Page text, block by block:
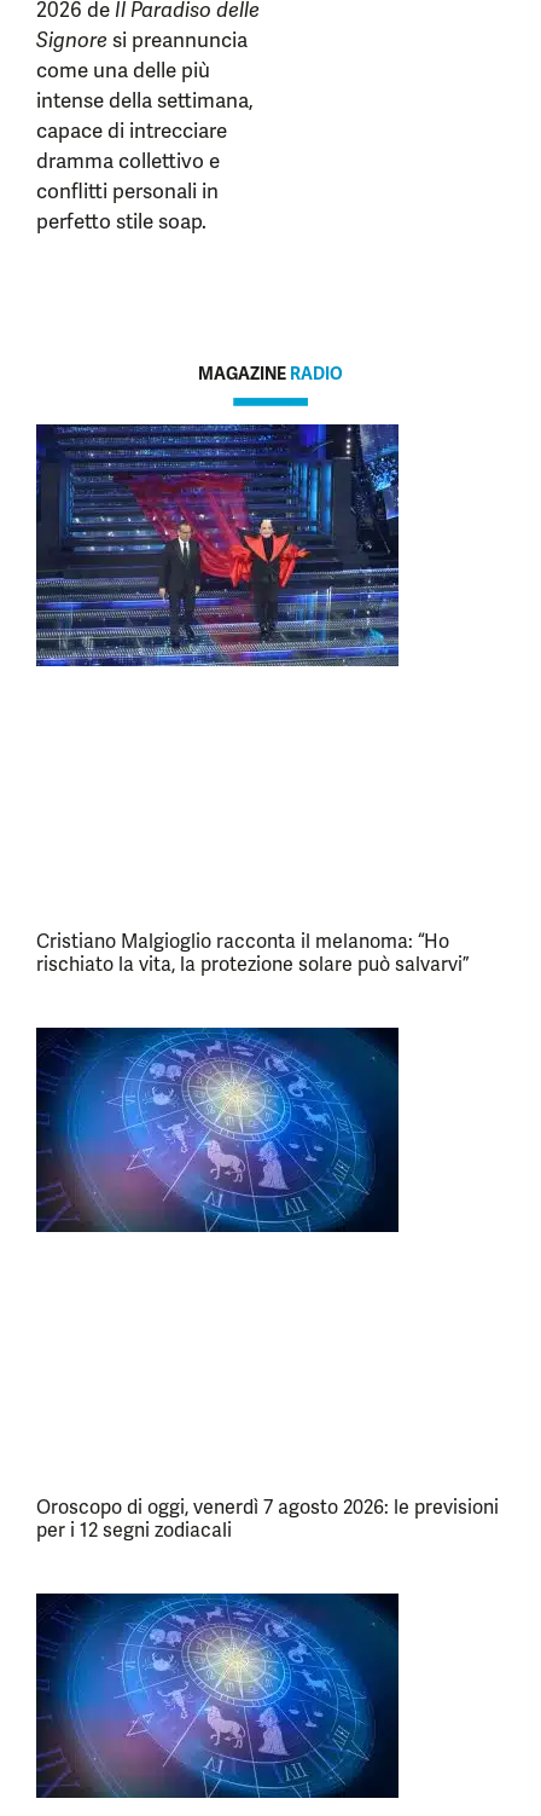
2026 de Il Paradiso delle
Signore si preannuncia
come una delle più
intense della settimana,
capace di intrecciare
dramma collettivo e
conflitti personali in
perfetto stile soap.
MAGAZINE RADIO
Cristiano Malgioglio racconta il melanoma: “Ho
rischiato la vita, la protezione solare può salvarvi”
Oroscopo di oggi, venerdì 7 agosto 2026: le previsioni
per i 12 segni zodiacali